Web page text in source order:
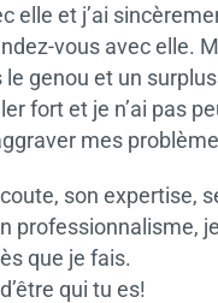
elle et j’ai
vous avec elle.
genou et un
fort et je n’ai pas
mes
son expertise,
professionnalisme,
que je fais.
qui tu es!